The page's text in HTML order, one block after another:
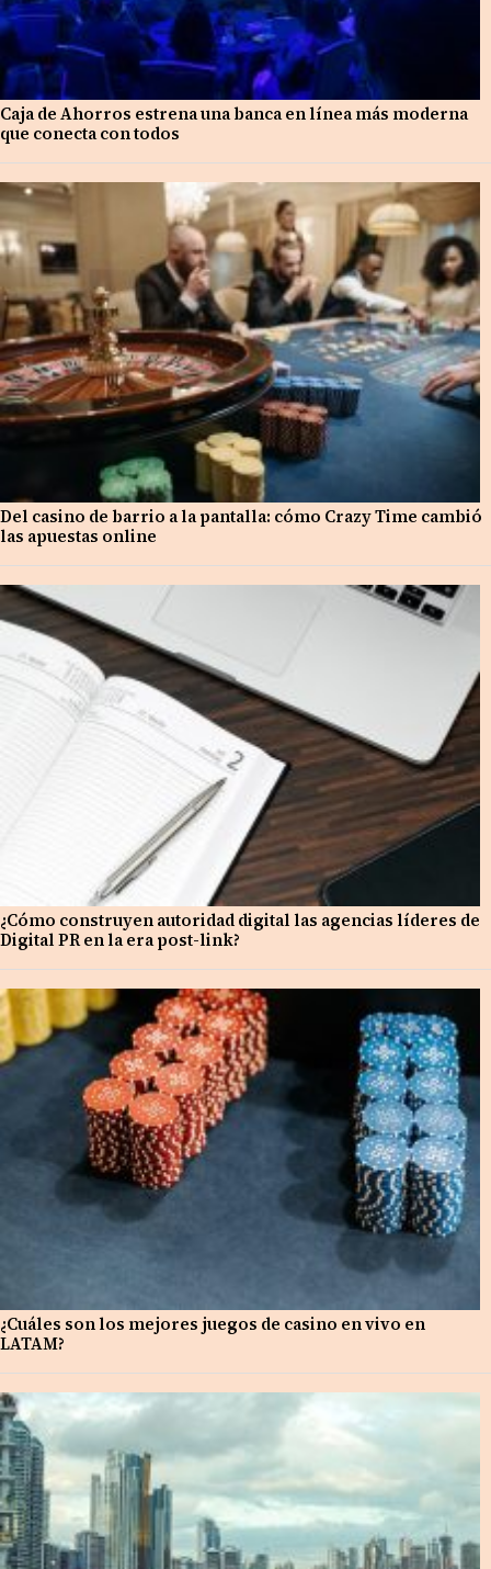
Caja de Ahorros estrena una banca en línea más moderna
que conecta con todos
Del casino de barrio a la pantalla: cómo Crazy Time cambió
las apuestas online
¿Cómo construyen autoridad digital las agencias líderes de
Digital PR en la era post-link?
¿Cuáles son los mejores juegos de casino en vivo en
LATAM?